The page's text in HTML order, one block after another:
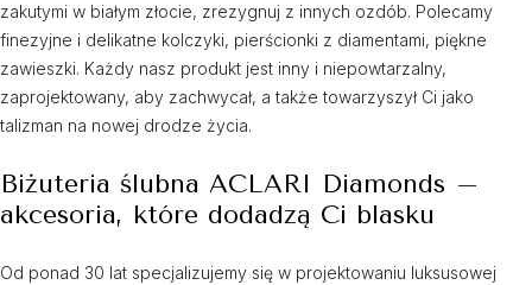
zakutymi w białym złocie, zrezygnuj z innych ozdób. Polecamy
finezyjne i delikatne kolczyki, pierścionki z diamentami, piękne
zawieszki. Każdy nasz produkt jest inny i niepowtarzalny,
zaprojektowany, aby zachwycał, a także towarzyszył Ci jako
talizman na nowej drodze życia.
Biżuteria ślubna ACLARI Diamonds –
akcesoria, które dodadzą Ci blasku
Od ponad 30 lat specjalizujemy się w projektowaniu luksusowej